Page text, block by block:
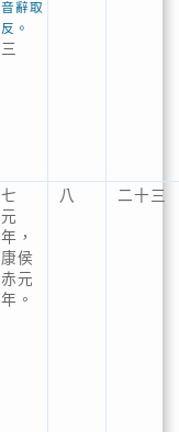
音辭取
反。
三
七
元
年，
康侯
赤元
年。
八 二十三